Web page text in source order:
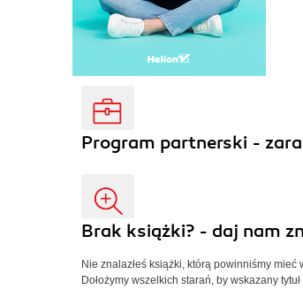
Program partnerski -
Brak książki? - daj nam
Nie znalazłeś książki, którą powinniśmy
Dołożymy wszelkich starań, by wskazany